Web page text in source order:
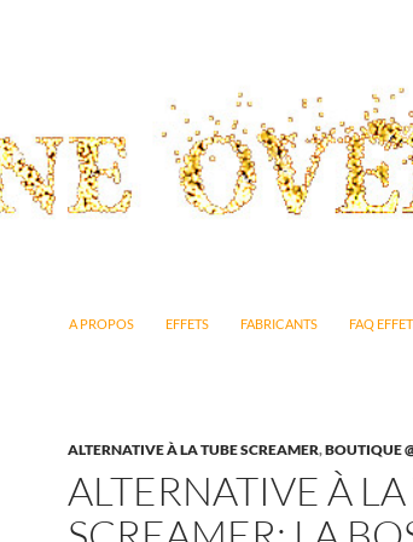
A PROPOS
EFFETS FABRICANTS FAQ
ALTERNATIVE À LA TUBE SCREAMER,BOUTIQUE
ALTERNATIVE À